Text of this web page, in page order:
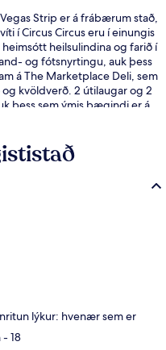
Strip er á frábærum stað,
í Circus Circus eru í einungis
heilsulindina og farið í
og fótsnyrtingu, auk þess
á The Marketplace Deli, sem
kvöldverð. 2 útilaugar og 2
þess sem ýmis þægindi er á
örbylgjuofnar. Ferðamenn
og þægileg rúm. Það er
SAHARA Las
göngufjarlægð.
lýkur: hvenær sem er
18